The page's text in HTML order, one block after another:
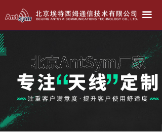
끀
北京埃特西姆---只为生产好天线！！！
公司简介
产品中心
天线定做
联系我们
公司动态